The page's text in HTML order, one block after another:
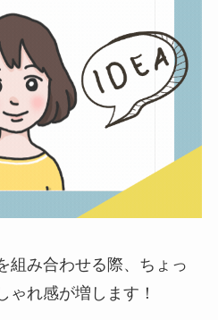
組み合わせる際、ちょっ
ゃれ感が増します！